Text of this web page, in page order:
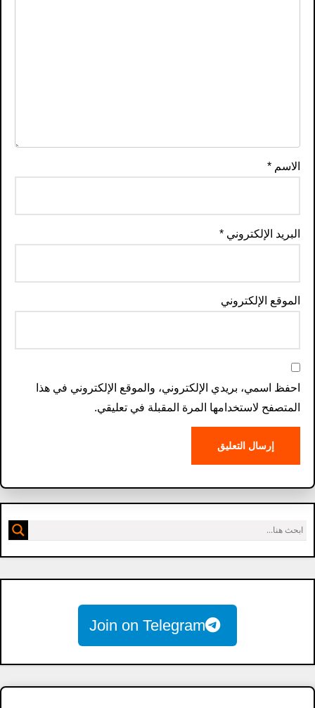
الاسم*
البريد الإلكتروني*
الموقع الإلكتروني
احفظ اسمي، بريدي الإلكتروني، والموقع الإلكتروني في هذا
المتصفح لاستخدامها المرة المقبلة في تعليقي.
Join on Telegram